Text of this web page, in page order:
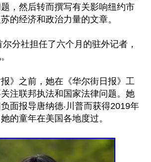
，然后转而撰写有关影响纽约市
的经济和政治力量的文章。
分社担任了六个月的驻外记者，
》之前，她在《华尔街日报》工
注联邦执法和国家法律问题。她
面报导唐纳德‧川普而获得2019年
的童年在美国各地度过。